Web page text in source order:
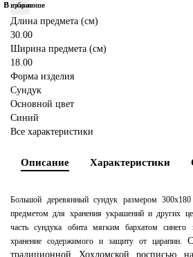
В избранное
В сравнение
Длина предмета (см)
30.00
Ширина предмета (см)
18.00
Форма изделия
Сундук
Основной цвет
Синий
Все характеристики
Описание Характеристики
Большой деревянный сундук размером
предметом для хранения украшений и других
часть сундука обита мягким бархатом синего
хранение содержимого и защиту от царапин.
традиционной Хохломской росписью